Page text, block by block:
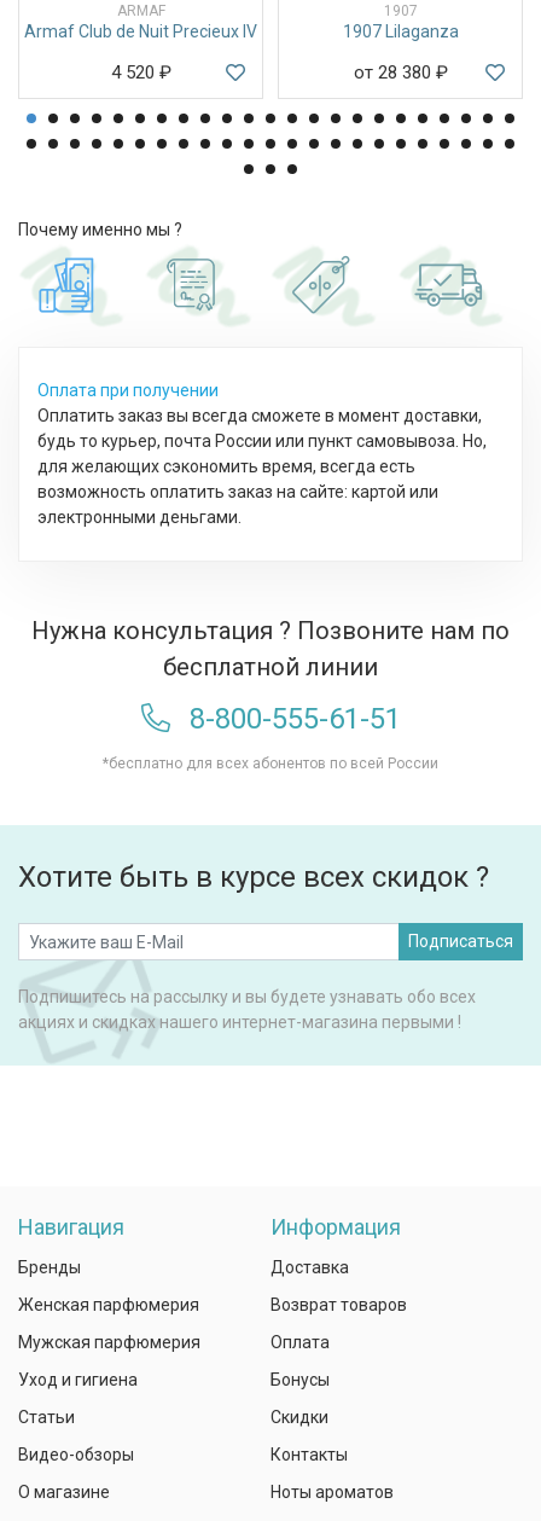
ARMAF
Armaf Club de Nuit Precieux IV
4 520 ₽
1907
1907 Lilaganza
от 28 380 ₽
Почему именно мы ?
Оплата при получении
Оплатить заказ вы всегда сможете в момент доставки,
будь то курьер, почта России или пункт самовывоза. Но,
для желающих сэкономить время, всегда есть
возможность оплатить заказ на сайте: картой или
электронными деньгами.
Нужна консультация ? Позвоните нам по
бесплатной линии
8-800-555-61-51
*бесплатно для всех абонентов по всей России
Хотите быть в курсе всех скидок ?
Подписаться
Подпишитесь на рассылку и вы будете узнавать обо всех
акциях и скидках нашего интернет-магазина первыми !
Навигация
Бренды
Женская парфюмерия
Мужская парфюмерия
Уход и гигиена
Статьи
Видео-обзоры
О магазине
Информация
Доставка
Возврат товаров
Оплата
Бонусы
Скидки
Контакты
Ноты ароматов